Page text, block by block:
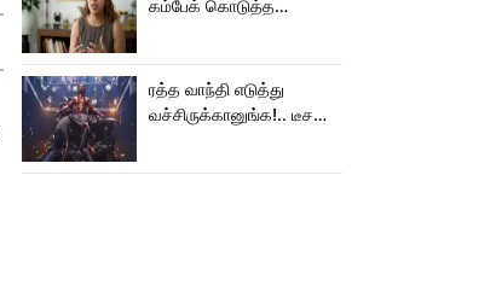
கம்பேக் கொடுத்த
ரத்த வாந்தி எடுத்து
வச்சிருக்கானுங்க!.. டீசரை